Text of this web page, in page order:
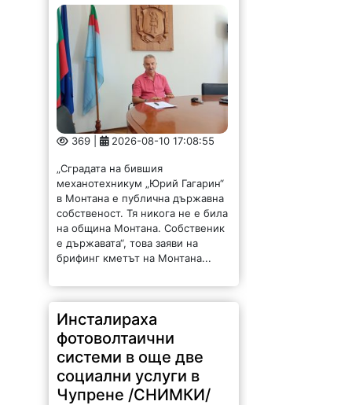
369 | 2026-08-10 17:08:55
„Сградата на бившия
механотехникум „Юрий Гагарин“
в Монтана е публична държавна
собственост. Тя никога не е била
на община Монтана. Собственик
е държавата“, това заяви на
брифинг кметът на Монтана...
Инсталираха
фотоволтаични
системи в още две
социални услуги в
Чупрене /СНИМКИ/